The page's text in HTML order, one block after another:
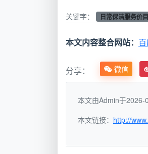
定制化方案 ：根据
专项深度保洁
厨房深度清洁 ：处
关键字： 日常保洁服务价
本文内容整合网站：
分享： 微信
本文由Admin于2026-
本文链接： http://